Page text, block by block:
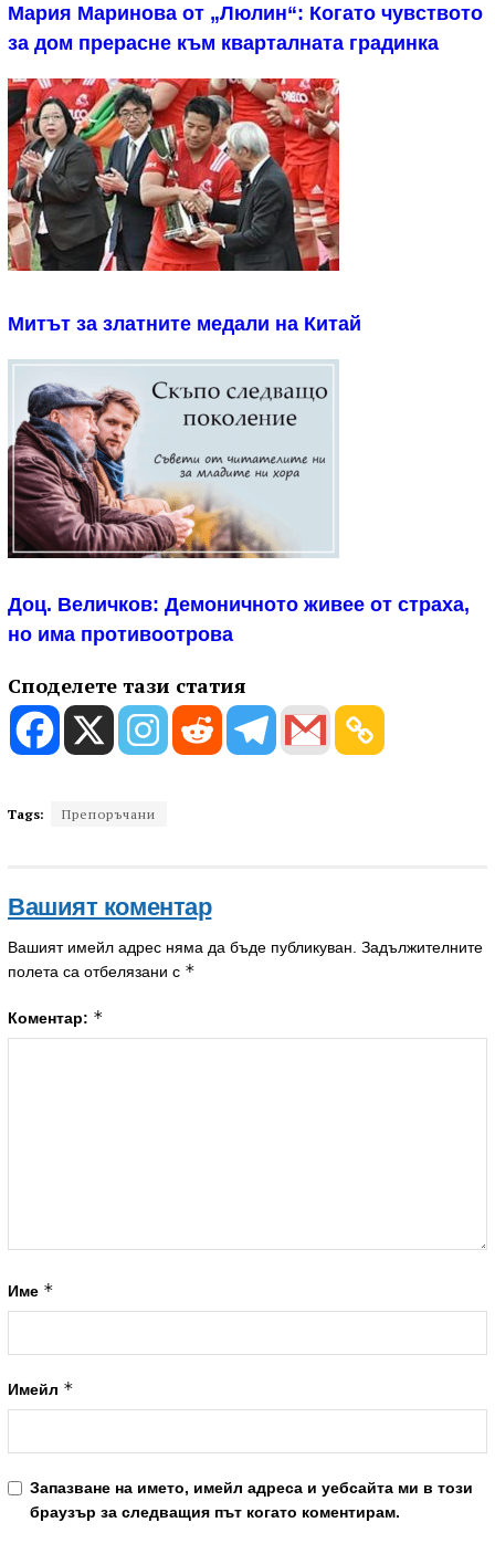
Мария Маринова от „Люлин“: Когато чувството
за дом прерасне към кварталната градинка
Митът за златните медали на Китай
Доц. Величков: Демоничното живее от страха,
но има противоотрова
Споделете тази статия
Tags: Препоръчани
Вашият коментар
Вашият имейл адрес няма да бъде публикуван. Задължителните
полета са отбелязани с *
Коментар: *
Име *
Имейл *
Запазване на името, имейл адреса и уебсайта ми в този
браузър за следващия път когато коментирам.